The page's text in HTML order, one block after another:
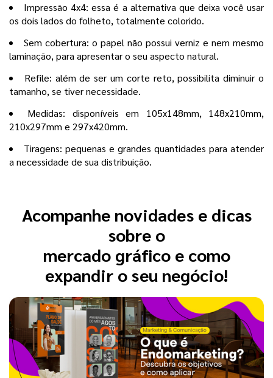
Impressão 4x4: essa é a alternativa que deixa você usar
os dois lados do folheto, totalmente colorido.
Sem cobertura: o papel não possui verniz e nem mesmo
laminação, para apresentar o seu aspecto natural.
Refile: além de ser um corte reto, possibilita diminuir o
tamanho, se tiver necessidade.
Medidas: disponíveis em 105x148mm, 148x210mm,
210x297mm e 297x420mm.
Tiragens: pequenas e grandes quantidades para atender
a necessidade de sua distribuição.
Acompanhe novidades e dicas
sobre o
mercado gráfico e como
expandir o seu negócio!